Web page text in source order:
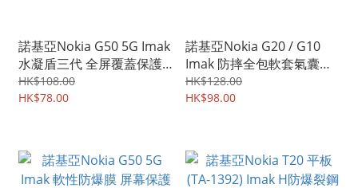
諾基亞Nokia G50 5G Imak
水凝盾三代 全屏覆蓋保護
貼 手機後背貼 水凝貼 雙片
裝 5711A
HK$108.00
HK$78.00
諾基亞Nokia G20 / G10
Imak 防摔全包軟套氣囊版
保護軟套 手機軟殼Case
5773A
HK$128.00
HK$98.00